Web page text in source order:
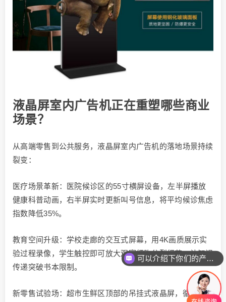
液晶屏室内广告机正在重塑哪些商业
场景？
从高端零售到公共服务，液晶屏室内广告机的落地场景持续
裂变：
医疗场景革新：医院候诊区的55寸横屏设备，左半屏播放
健康科普动画，右半屏实时更新叫号信息，将平均候诊焦虑
指数降低35%。
教育空间升级：学校走廊的交互式屏幕，用4K画质展示实
验过程录像，学生触控即可放大观察细胞分裂细节，让知识
传递突破书本限制。
新零售试验场：超市生鲜区顶部的吊挂式液晶屏，循环播放
你们是怎么收费的呢